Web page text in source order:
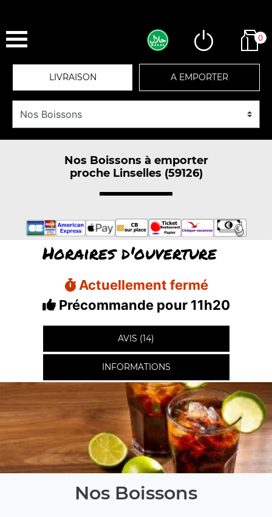
0
LIVRAISON A EMPORTER
Nos Boissons à emporter
proche Linselles (59126)
Horaires d'ouverture
Actuellement fermé
Précommande pour 11h20
AVIS (14)
INFORMATIONS
Nos Boissons